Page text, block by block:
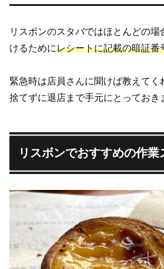
リスボンのスタバではほとんどの場
けるためにレシートに記載の暗証番
緊急時は店員さんに聞けば教えてく
捨てずに退店まで手元にとっておき
リスボンでおすすめの作業